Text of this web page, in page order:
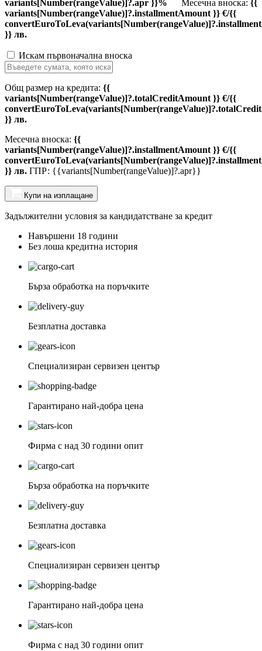
variants[Number(rangeValue)]?.apr }}% Месечна вноска: {{
variants[Number(rangeValue)]?.installmentAmount }} €/{{
}} лв.
Искам първоначална вноска
Общ размер на кредита: {{
variants[Number(rangeValue)]?.totalCreditAmount }} €/{{
}} лв.
Месечна вноска: {{
variants[Number(rangeValue)]?.installmentAmount }} €/{{
}} лв. ГПР: {{variants[Number(rangeValue)]?.apr}}
Купи на изплащане
Задължителни условия за кандидатстване за кредит
Навършени 18 години
Без лоша кредитна история
Бърза обработка на поръчките
Безплатна доставка
Специализиран сервизен център
Гарантирано най-добра цена
Фирма с над 30 години опит
Бърза обработка на поръчките
Безплатна доставка
Специализиран сервизен център
Гарантирано най-добра цена
Фирма с над 30 години опит